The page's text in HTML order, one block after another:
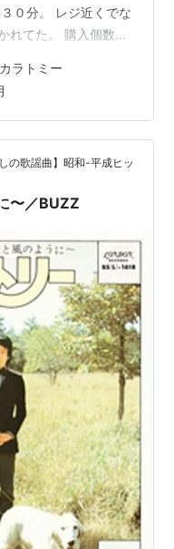
０分。 レジ近くでな
れてた。 購入個数制
うれしくてつ
したよ。 １台８８０
）も販売する予定。
１５１円（１０／２
株未満の株主には
ラトミー
の歌謡曲】昭和-平成ヒッ
〜／BUZZ